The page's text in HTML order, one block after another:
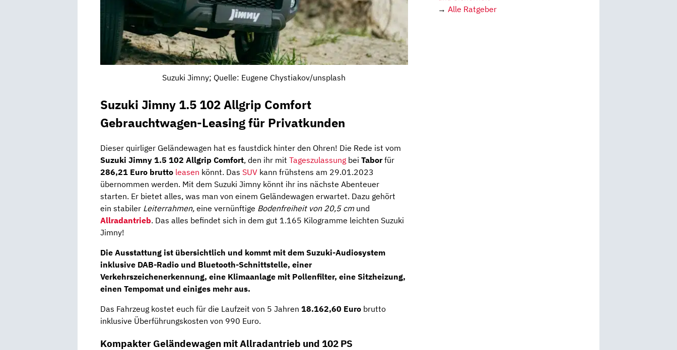
Suzuki Jimny; Quelle: Eugene Chystiakov/unsplash
Suzuki Jimny 1.5 102 Allgrip Comfort
Gebrauchtwagen-Leasing für Privatkunden
Dieser quirliger Geländewagen hat es faustdick hinter den Ohren! Die Rede ist vom
Suzuki Jimny 1.5 102 Allgrip Comfort, den ihr mit Tageszulassung bei Taborfür
286,21 Euro brutto leasen könnt. Das SUV kann frühstens am 29.01.2023
übernommen werden. Mit dem Suzuki Jimny könnt ihr ins nächste Abenteuer
starten. Er bietet alles, was man von einem Geländewagen erwartet. Dazu gehört
ein stabiler Leiterrahmen, eine vernünftige Bodenfreiheit von 20,5 cmund
Allradantrieb. Das alles befindet sich in dem gut 1.165 Kilogramme leichten Suzuki
Jimny!
Die Ausstattung ist übersichtlich und kommt mit dem Suzuki-Audiosystem
inklusive DAB-Radio und Bluetooth-Schnittstelle, einer
Verkehrszeichenerkennung, eine Klimaanlage mit Pollenfilter, eine Sitzheizung,
einen Tempomat und einiges mehr aus.
Das Fahrzeug kostet euch für die Laufzeit von 5 Jahren 18.162,60 Euro brutto
inklusive Überführungskosten von 990 Euro.
Kompakter Geländewagen mit Allradantrieb und 102 PS
→ Alle Ratgeber